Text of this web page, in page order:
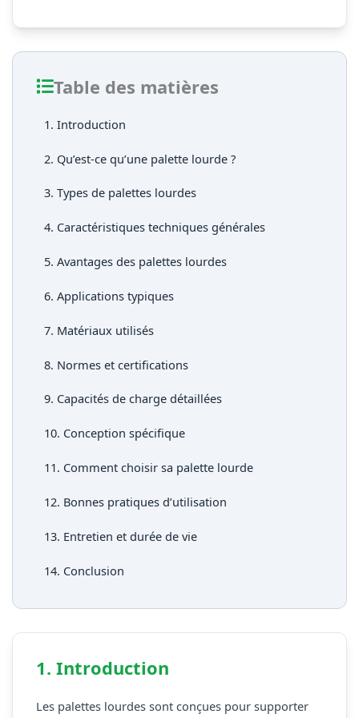
Table des matières
1. Introduction
2. Qu’est-ce qu’une palette lourde ?
3. Types de palettes lourdes
4. Caractéristiques techniques générales
5. Avantages des palettes lourdes
6. Applications typiques
7. Matériaux utilisés
8. Normes et certifications
9. Capacités de charge détaillées
10. Conception spécifique
11. Comment choisir sa palette lourde
12. Bonnes pratiques d’utilisation
13. Entretien et durée de vie
14. Conclusion
1. Introduction
Les palettes lourdes sont conçues pour supporter